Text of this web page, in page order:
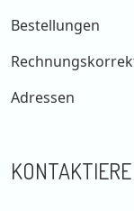
Bestellungen
Adressen